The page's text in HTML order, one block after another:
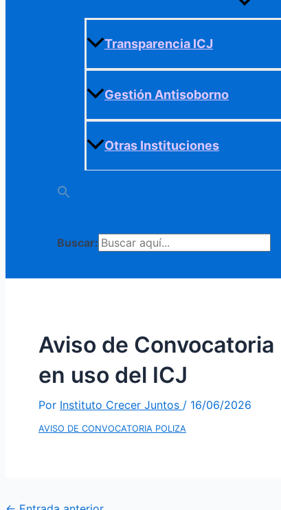
Transparencia ICJ
Gestión Antisoborno
Otras Instituciones
Buscar:
Aviso de
en uso del ICJ
Por Instituto Crecer Juntos / 16/06/2026
AVISO DE CONVOCATORIA POLIZA